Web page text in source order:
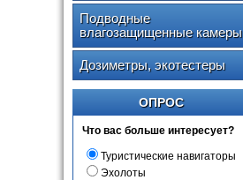
Подводные
влагозащищенные камеры
Дозиметры, экотестеры
ОПРОС
Что вас больше интересует?
Туристические навигаторы
Эхолоты